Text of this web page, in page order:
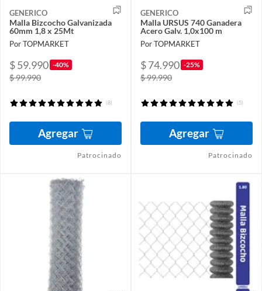
GENERICO
Malla Bizcocho Galvanizada
60mm 1,8 x 25Mt
Por TOPMARKET
$ 59.990 -40%
$ 99.990
(8)
Agregar
Patrocinado
GENERICO
Malla URSUS 740 Ganadera
Acero Galv. 1,0x100 m
Por TOPMARKET
$ 74.990 -25%
$ 99.990
(5)
Agregar
Patrocinado